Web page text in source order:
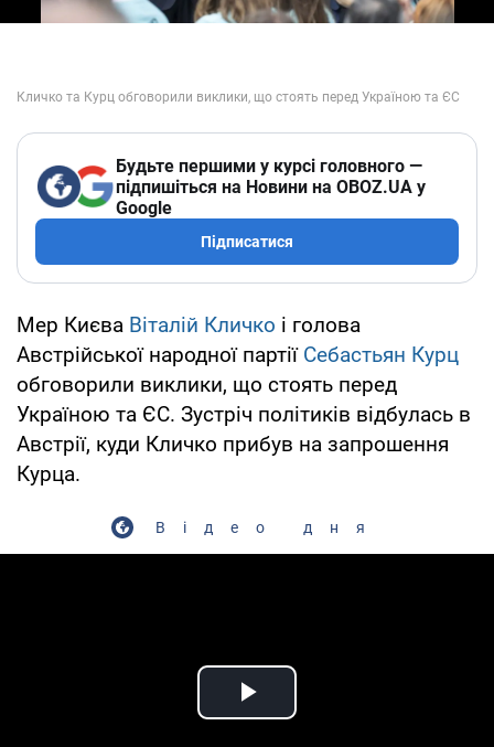
Будьте першими у курсі головного —
підпишіться на Новини на OBOZ.UA у
Google
Підписатися
Мер Києва Віталій Кличко і голова
Австрійської народної партії Себастьян Курц
обговорили виклики, що стоять перед
Україною та ЄС. Зустріч політиків відбулась в
Австрії, куди Кличко прибув на запрошення
Курца.
Відео дня
Play Video